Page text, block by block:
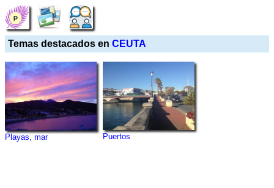
Temas destacados en CEUTA
Playas, mar Puertos